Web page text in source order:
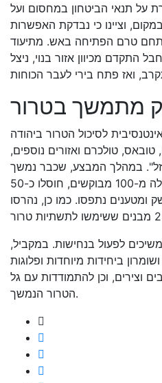
על תנאי הביטחון במחסום ועל
וציינו כי נבדקת האפשרות
טרם הפתיחה באש. מתיעוד
התקדם מכיוון אזור בנוי, ניצל
מתמשך בטרור
לסיכול הטרור ביהודה
טובאס, טולכרם ואזורים נוספים,
במהלך המבצע, שכבר נמשך
מספר שבועות, נעצרו למעלה מ-100 מבוקשים, חוסלו כ-50
ומטענים נתפסו. כמו כן, נהרסו
לפעול בנחישות. במקביל,
ביחידות מיוחדות ופלוגות
וצירים, וכן להתמודדות עם גל
הטרור הנמשך.